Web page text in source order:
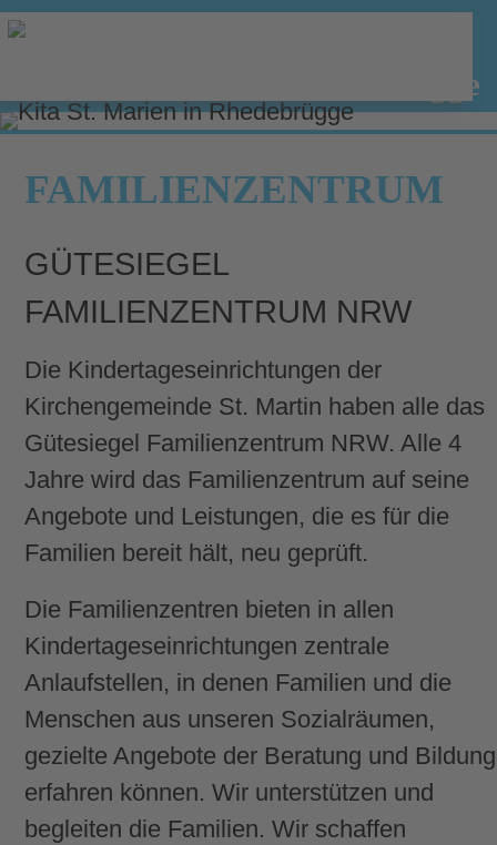
Familienzentrum Rhedebrügge
FAMILIENZENTRUM
GÜTESIEGEL
FAMILIENZENTRUM NRW
Die Kindertageseinrichtungen der
Kirchengemeinde St. Martin haben alle das
Gütesiegel Familienzentrum NRW. Alle 4
Jahre wird das Familienzentrum auf seine
Angebote und Leistungen, die es für die
Familien bereit hält, neu geprüft.
Die Familienzentren bieten in allen
Kindertageseinrichtungen zentrale
Anlaufstellen, in denen Familien und die
Menschen aus unseren Sozialräumen,
gezielte Angebote der Beratung und Bildung
erfahren können. Wir unterstützen und
begleiten die Familien. Wir schaffen